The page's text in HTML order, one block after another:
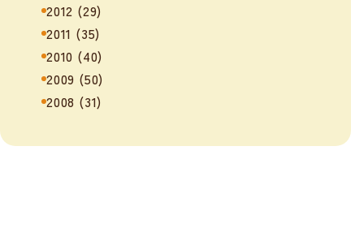
2012 (29)
2011 (35)
2010 (40)
2009 (50)
2008 (31)